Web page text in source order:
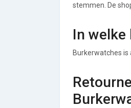
stemmen. De
In
Burkerwatches is